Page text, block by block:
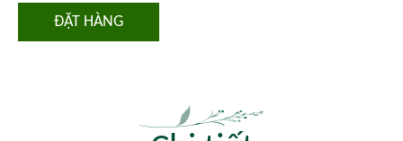
ĐẶT HÀNG